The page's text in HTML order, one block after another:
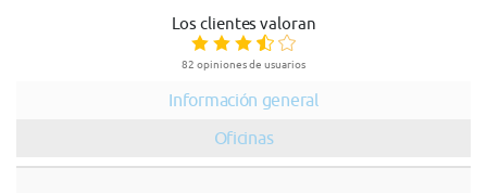
Los clientes valoran
82 opiniones de usuarios
Información general
Oficinas